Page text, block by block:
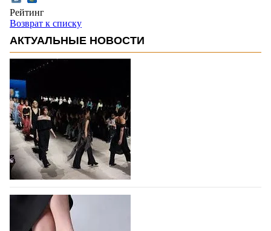
Рейтинг
Возврат к списку
АКТУАЛЬНЫЕ НОВОСТИ
На участие в Московской неделе моды
подано 1047 заявок